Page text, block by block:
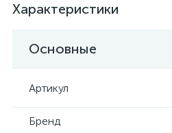
Характеристики
Основные
Артикул
Бренд